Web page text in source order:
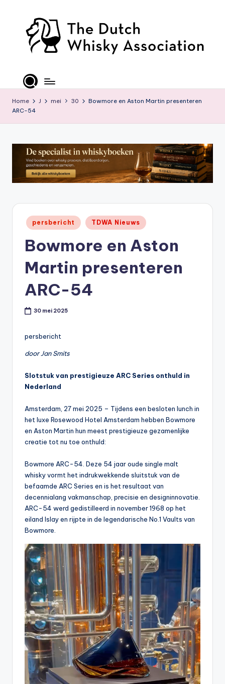
D
W
O
ffi
ci
al
or
Home J mei 30
Bowmore en Aston Martin presenteren
ARC-54
Geplaatst
in
persbericht TDWA Nieuws
Bowmore en Aston
Martin presenteren
ARC-54
30 mei 2025
persbericht
door Jan Smits
Slotstuk van prestigieuze ARC Series onthuld in
Nederland
Amsterdam, 27 mei 2025 – Tijdens een besloten lunch in
het luxe Rosewood Hotel Amsterdam hebben Bowmore
en Aston Martin hun meest prestigieuze gezamenlijke
creatie tot nu toe onthuld:
Bowmore ARC-54. Deze 54 jaar oude single malt
whisky vormt het indrukwekkende sluitstuk van de
befaamde ARC Series en is het resultaat van
decennialang vakmanschap, precisie en designinnovatie.
ARC-54 werd gedistilleerd in november 1968 op het
eiland Islay en rijpte in de legendarische No.1 Vaults van
Bowmore.